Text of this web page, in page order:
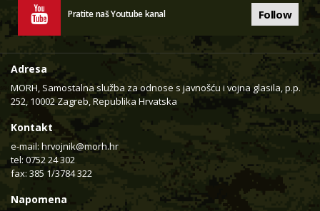
Pratite naš Youtube kanal Follow
Adresa
MORH, Samostalna služba za odnose s javnošću i vojna glasila, p.p.
252, 10002 Zagreb, Republika Hrvatska
Kontakt
e-mail: hrvojnik@morh.hr
tel: 0752 24 302
fax: 385 1/3784 322
Napomena